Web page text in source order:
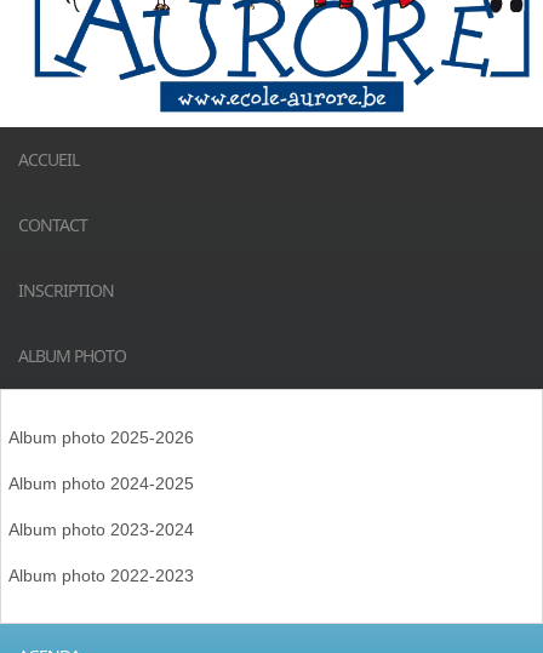
ACCUEIL
CONTACT
INSCRIPTION
ALBUM PHOTO
Album photo 2025-2026
Album photo 2024-2025
Album photo 2023-2024
Album photo 2022-2023